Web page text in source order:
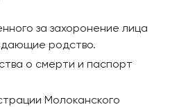
за захоронение лица
родство.
о смерти и паспорт
Молоканского